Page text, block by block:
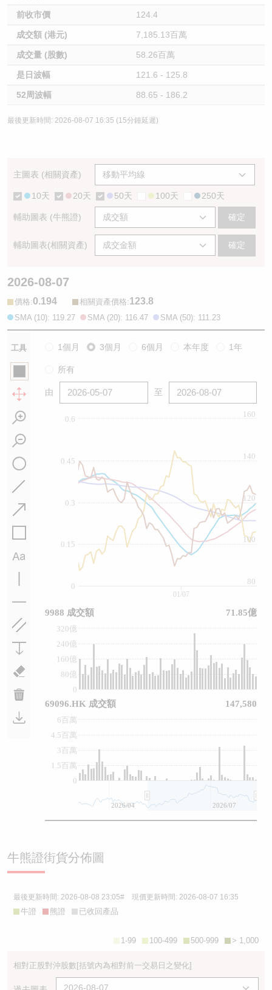
前收市價 124.4
成交額 (港元) 7,185.13百萬
成交量 (股數) 58.26百萬
是日波幅 121.6 - 125.8
52周波幅 88.65 - 186.2
最後更新時間: 2026-08-07 16:35 (15分鐘延遲)
主圖表 (相關資產)
10天 20天 50天 100天 250天
輔助圖表 (牛熊證) 確定
輔助圖表(相關資產) 確定
2026-08-07
價格:0.194 相關資產價格:123.8
SMA (10): 119.27 SMA (20): 116.47 SMA (50): 111.23
工具 1個月 3個月 6個月 本年度 1年
所有
由 至
0
0.15
0.3
0.45
0.6
80
100
120
140
160
0
80億
160億
240億
320億
0
3百萬
6百萬
1.5百萬
4.5百萬
01/07
2026/04 2026/07
9988 成交額 71.85億
69096.HK 成交額 147,580
牛熊證街貨分佈圖
最後更新時間: 2026-08-08 23:05# 現價更新時間: 2026-08-07 16:35
牛證 熊證 已收回產品
> 1,000
500-999
100-499
1-99
相對正股對沖股數[括號內為相對前一交易日之變化]